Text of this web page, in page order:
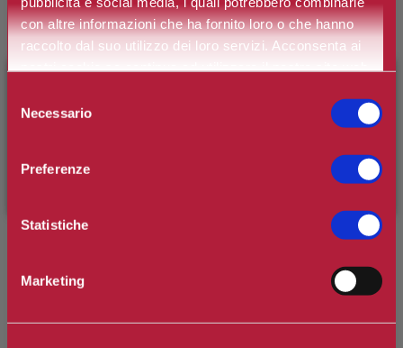
con altre informazioni che ha fornito loro o che hanno
raccolto dal suo utilizzo dei loro servizi. Acconsenta ai
nostri cookie se continua ad utilizzare il nostro sito web.
delNecessario
Preferenze
Statistiche
Marketing
Marchio: Atkinsons
Art. n. 8011003865758
Disponibilità: esaurito
Spedizione in Italia gratuita se il carrello supera i 60€
Ottieni 2 punti Camilleri Fidelity Card -
Regolamento
e usufruisci dello
inserendo il codice